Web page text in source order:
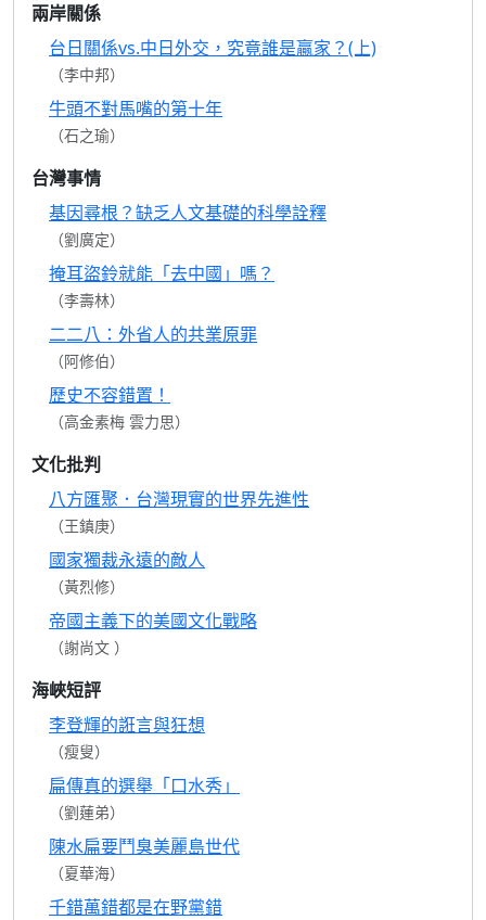
兩岸關係
台日關係vs.中日外交，究竟誰是贏家？(上)
（李中邦）
牛頭不對馬嘴的第十年
（石之瑜）
台灣事情
基因尋根？缺乏人文基礎的科學詮釋
（劉廣定）
掩耳盜鈴就能「去中國」嗎？
（李壽林）
二二八：外省人的共業原罪
（阿修伯）
歷史不容錯置！
（高金素梅 雲力思）
文化批判
八方匯聚．台灣現實的世界先進性
（王鎮庚）
國家獨裁永遠的敵人
（黃烈修）
帝國主義下的美國文化戰略
（謝尚文 ）
海峽短評
李登輝的誑言與狂想
（瘦叟）
扁傳真的選舉「口水秀」
（劉蓮弟）
陳水扁要鬥臭美麗島世代
（夏華海）
千錯萬錯都是在野黨錯